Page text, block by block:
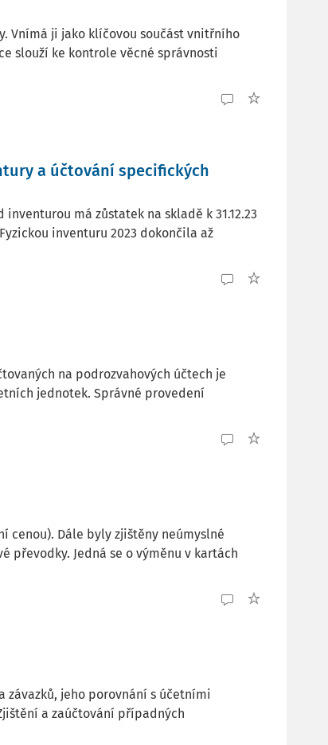
Vnímá ji jako klíčovou součást vnitřního
slouží ke kontrole věcné správnosti
a účtování specifických
má zůstatek na skladě k 31.12.23
inventuru 2023 dokončila až
na podrozvahových účtech je
jednotek. Správné provedení
Dále byly zjištěny neúmyslné
převodky. Jedná se o výměnu v kartách
závazků, jeho porovnání s účetními
a zaúčtování případných